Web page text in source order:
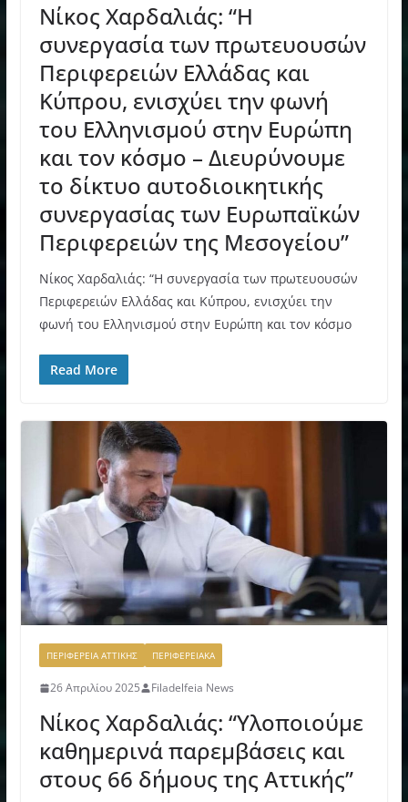
Νίκος Χαρδαλιάς: “Η
συνεργασία των πρωτευουσών
Περιφερειών Ελλάδας και
Κύπρου, ενισχύει την φωνή
του Ελληνισμού στην Ευρώπη
και τον κόσμο – Διευρύνουμε
το δίκτυο αυτοδιοικητικής
συνεργασίας των Ευρωπαϊκών
Περιφερειών της Μεσογείου”
Νίκος Χαρδαλιάς: “Η συνεργασία των πρωτευουσών
Περιφερειών Ελλάδας και Κύπρου, ενισχύει την
φωνή του Ελληνισμού στην Ευρώπη και τον κόσμο
Read More
ΠΕΡΙΦΕΡΕΙΑ ΑΤΤΙΚΗΣ ΠΕΡΙΦΕΡΕΙΑΚΑ
26 Απριλίου 2025 Filadelfeia News
Νίκος Χαρδαλιάς: “Υλοποιούμε
καθημερινά παρεμβάσεις και
στους 66 δήμους της Αττικής”